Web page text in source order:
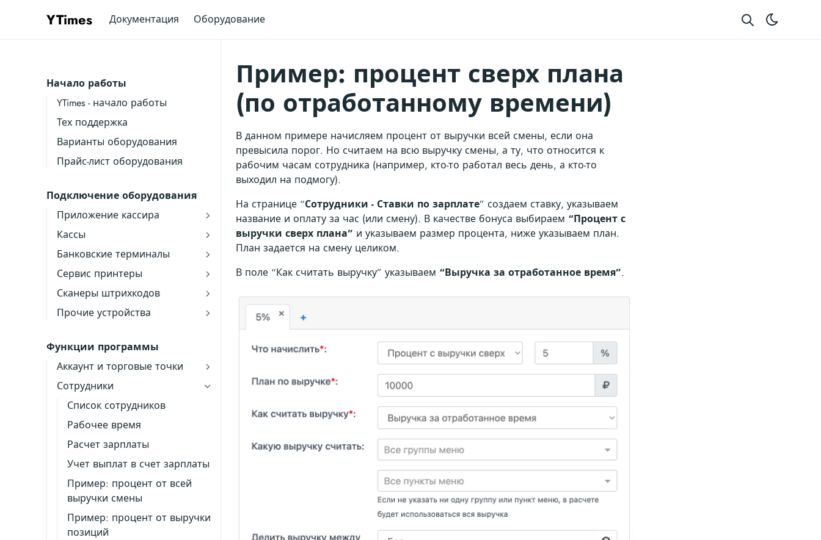
YTimes Документация Оборудование
Начало работы
YTimes - начало работы
Тех поддержка
Варианты оборудования
Прайс-лист оборудования
Подключение оборудования
Приложение кассира
Кассы
Банковские терминалы
Сервис принтеры
Сканеры штрихкодов
Прочие устройства
Функции программы
Аккаунт и торговые точки
Сотрудники
Список сотрудников
Рабочее время
Расчет зарплаты
Учет выплат в счет зарплаты
Пример: процент от всей
выручки смены
Пример: процент от выручки
позиций
Пример: процент сверх плана
(по отработанному времени)
В данном примере начисляем процент от выручки всей смены, если она
превысила порог. Но считаем на всю выручку смены, а ту, что относится к
рабочим часам сотрудника (например, кто-то работал весь день, а кто-то
выходил на подмогу).
На странице “Сотрудники - Ставки по зарплате” создаем ставку, указываем
название и оплату за час (или смену). В качестве бонуса выбираем “Процент с
выручки сверх плана” и указываем размер процента, ниже указываем план.
План задается на смену целиком.
В поле “Как считать выручку” указываем “Выручка за отработанное время”.